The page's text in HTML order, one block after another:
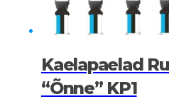
Kaelapaelad
“Õnne” KP1